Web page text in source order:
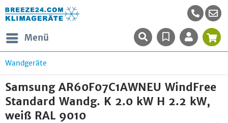
Menü
Wandgeräte
Samsung AR60F07C1AWNEU WindFree
Standard Wandg. K 2.0 kW H 2.2 kW,
weiß RAL 9010